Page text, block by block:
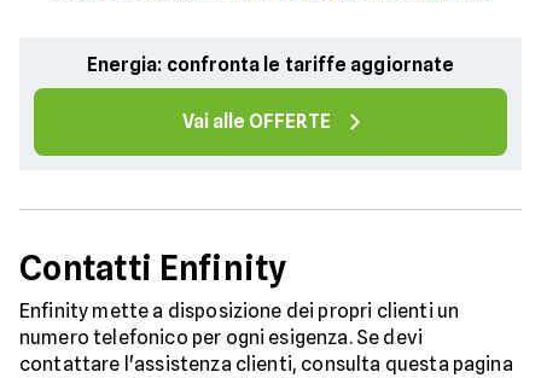
Energia: confronta le tariffe aggiornate
Vai alle OFFERTE
Contatti Enfinity
Enfinity mette a disposizione dei propri clienti un
numero telefonico per ogni esigenza. Se devi
contattare l'assistenza clienti, consulta questa pagina